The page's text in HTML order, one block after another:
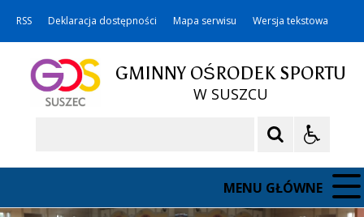
RSS Deklaracja dostępności Mapa serwisu Wersja tekstowa
GMINNY OŚRODEK SPORTU
W SUSZCU
MENU GŁÓWNE